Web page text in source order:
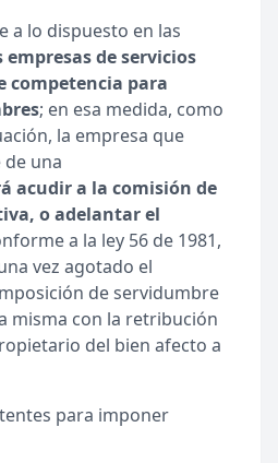
a lo dispuesto en las
empresas de servicios
competencia para
; en esa medida, como
la empresa que
una
acudir a la comisión de
o adelantar el
a la ley 56 de 1981,
vez agotado el
de servidumbre
misma con la retribución
del bien afecto a
para imponer